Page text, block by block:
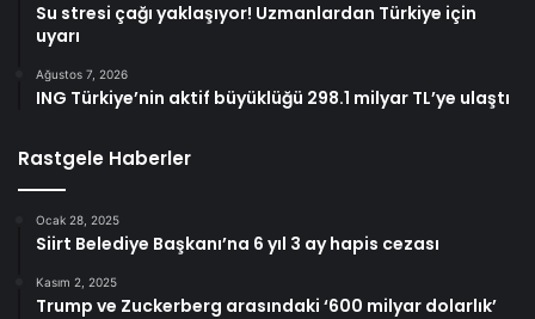
Su stresi çağı yaklaşıyor! Uzmanlardan Türkiye için
uyarı
Ağustos 7, 2026
ING Türkiye’nin aktif büyüklüğü 298.1 milyar TL’ye ulaştı
Rastgele Haberler
Ocak 28, 2025
Siirt Belediye Başkanı’na 6 yıl 3 ay hapis cezası
Kasım 2, 2025
Trump ve Zuckerberg arasındaki ‘600 milyar dolarlık’